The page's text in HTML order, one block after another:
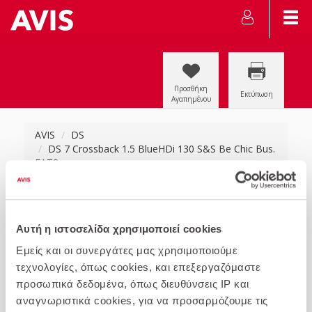
Αυτή η ιστοσελίδα χρησιμοποιεί cookies
Εμείς και οι συνεργάτες μας χρησιμοποιούμε
τεχνολογίες, όπως cookies, και επεξεργαζόμαστε
προσωπικά δεδομένα, όπως διευθύνσεις IP και
αναγνωριστικά cookies, για να προσαρμόζουμε τις
Προσθήκη
Αγαπημένου
Εκτύπωση
AVIS
DS
DS 7 Crossback 1.5 BlueHDi 130 S&S Be Chic Bus.
EAT8